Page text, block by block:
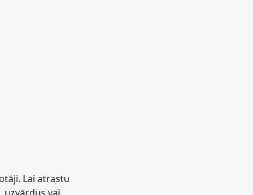
Lai atrastu